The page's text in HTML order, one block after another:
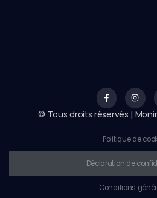
© Tous droits réservés |
Politique de
Déclaration de
Conditions